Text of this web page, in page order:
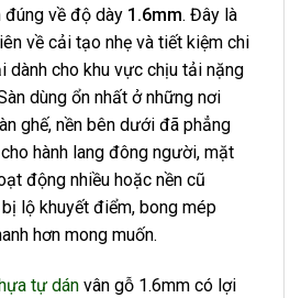
đúng về độ dày 1.6mm. Đây là
về cải tạo nhẹ và tiết kiệm chi
dành cho khu vực chịu tải nặng
dùng ổn nhất ở những nơi
ghế, nền bên dưới đã phẳng
hành lang đông người, mặt
động nhiều hoặc nền cũ
lộ khuyết điểm, bong mép
hơn mong muốn.
tự dán vân gỗ 1.6mm có lợi